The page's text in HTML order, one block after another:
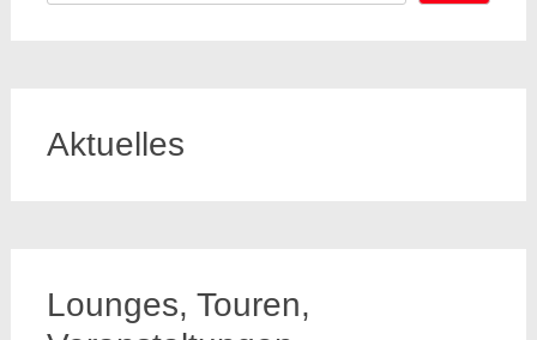
Aktuelles
Lounges, Touren,